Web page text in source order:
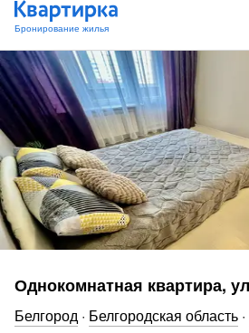
Однокомнатная квартира,
Белгород · Белгородская область ·